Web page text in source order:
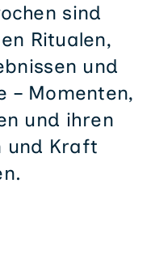
sind
Ritualen,
und
– Momenten,
und ihren
und Kraft